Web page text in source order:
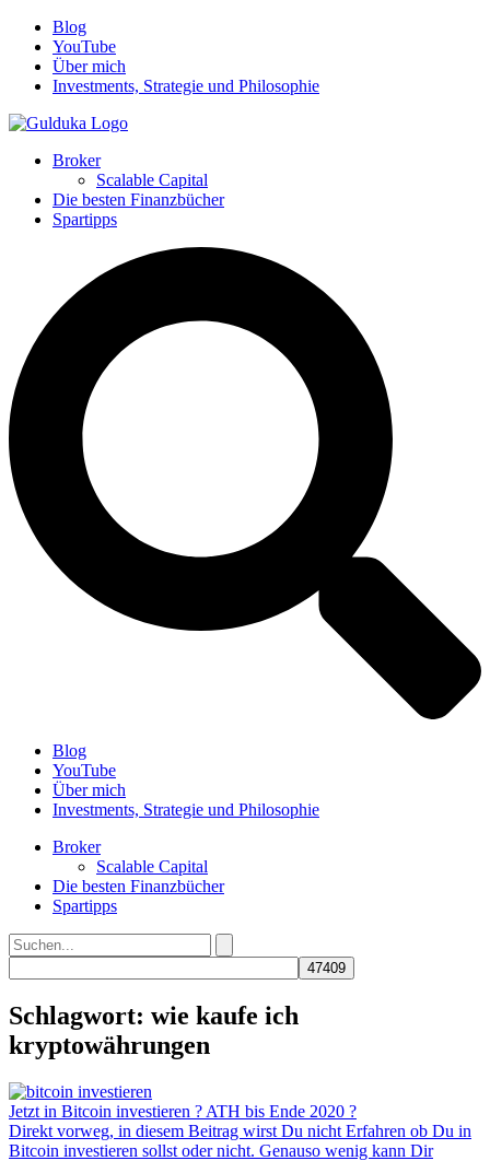
Blog
YouTube
Über mich
Investments, Strategie und Philosophie
Broker
Scalable Capital
Die besten Finanzbücher
Spartipps
Blog
YouTube
Über mich
Investments, Strategie und Philosophie
Broker
Scalable Capital
Die besten Finanzbücher
Spartipps
Schlagwort: wie kaufe ich
kryptowährungen
Jetzt in Bitcoin investieren ? ATH bis Ende 2020 ?
Direkt vorweg, in diesem Beitrag wirst Du nicht Erfahren ob Du in
Bitcoin investieren sollst oder nicht. Genauso wenig kann Dir